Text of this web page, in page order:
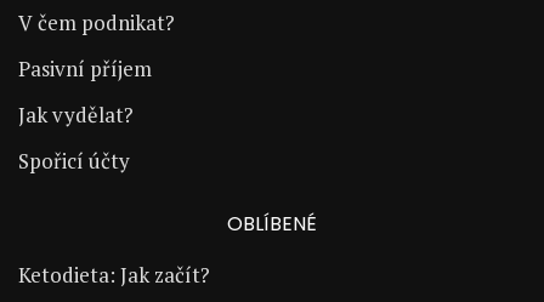
V čem podnikat?
Pasivní příjem
Jak vydělat?
Spořicí účty
OBLÍBENÉ
Ketodieta: Jak začít?